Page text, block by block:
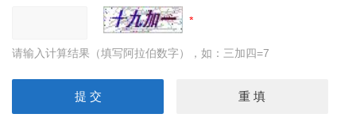
请输入计算结果（填写阿拉伯数字），如：三加四=7